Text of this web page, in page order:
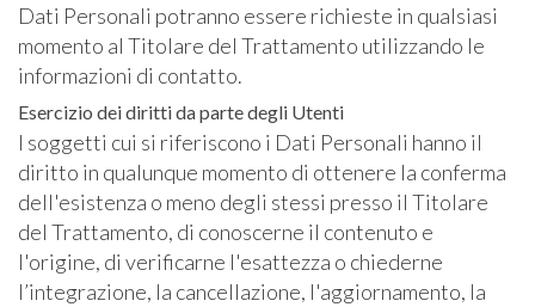
Dati Personali potranno essere richieste in qualsiasi
momento al Titolare del Trattamento utilizzando le
informazioni di contatto.
Esercizio dei diritti da parte degli Utenti
I soggetti cui si riferiscono i Dati Personali hanno il
diritto in qualunque momento di ottenere la conferma
dell'esistenza o meno degli stessi presso il Titolare
del Trattamento, di conoscerne il contenuto e
l'origine, di verificarne l'esattezza o chiederne
l’integrazione, la cancellazione, l'aggiornamento, la